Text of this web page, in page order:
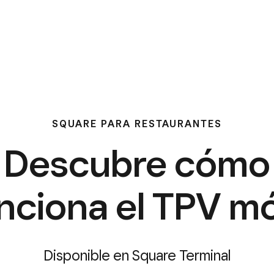
SQUARE PARA RESTAURANTES
Descubre cómo
el TPV
Disponible en Square Terminal